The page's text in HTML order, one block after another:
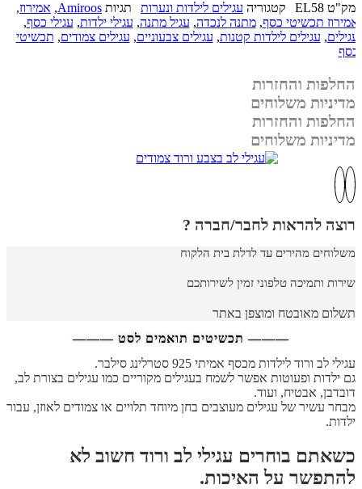
מק"ט EL58 קטגוריה עגילים לילדות ונערות תגיות Amiroos
, אמירוז,
אמירוז תכשיטי כסף,מתנה לנכדה, עגיל מתנה, עגילי ילדות, עגילי כסף,
עגילים, עגילים לילדות קטנות, עגילים צבעוניים, עגילים צמודים, תכשיטי
כסף
החלפות והחזרות
מדיניות משלוחים
החלפות והחזרות
מדיניות משלוחים
רוצה להראות לחבר/חברה ?
משלוחים מהירים עד לדלת בית הלקוח
שירות ותמיכה טלפוני זמין לשירותכם
תשלום מאובטח ומוצפן באתר
——— תכשיטים תואמים לסט ———
עגילי לב ורוד לילדות מכסף אמיתי 925 סטרלינג סילבר.
גם ילדות ופעוטות אפשר לשמח בעגילים מקוריים כמו עגילים בצורת לב,
דובדבן, אבטיח, ועוד.
מבחר עשיר של עגילים מעוצבים בחן מיוחד תלויים או צמודים לאוזן, עבור
ילדות.
כשאתם בוחרים עגילי לב ורוד חשוב לא
להתפשר על האיכות.